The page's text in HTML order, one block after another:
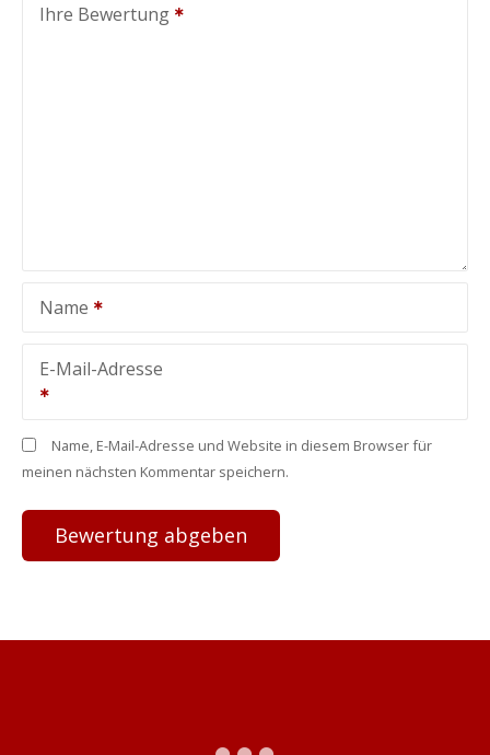
Ihre Bewertung
Name
E-Mail-Adresse
Name, E-Mail-Adresse und Website in diesem Browser für
meinen nächsten Kommentar speichern.